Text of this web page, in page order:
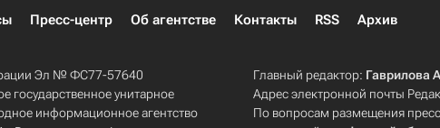
Пресс-центр Об агентстве Контакты RSS Архив
Эл № ФС77-57640
государственное унитарное
информационное агентство
Главный редактор: Гаврилова
Адрес электронной почты
По вопросам размещения